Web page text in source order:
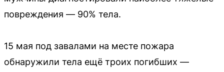
повреждения — 90% тела.
15 мая под завалами на месте пожара
обнаружили тела ещё троих погибших —